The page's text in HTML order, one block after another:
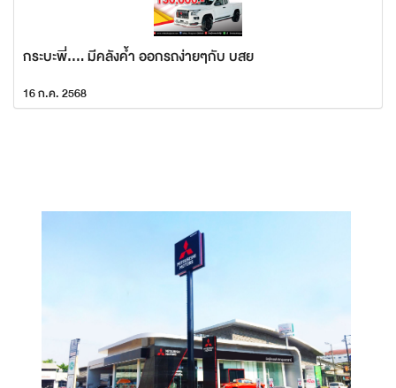
กระบะพี่.... มีคลังค้ำ ออกรถง่ายๆกับ บสย
16 ก.ค. 2568